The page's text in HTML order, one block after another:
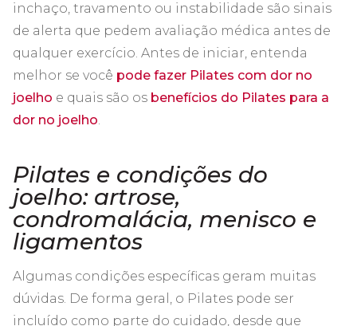
inchaço, travamento ou instabilidade são sinais
de alerta que pedem avaliação médica antes de
qualquer exercício. Antes de iniciar, entenda
melhor se você pode fazer Pilates com dor no
joelho e quais são os benefícios do Pilates para a
dor no joelho.
Pilates e condições do
joelho: artrose,
condromalácia, menisco e
ligamentos
Algumas condições específicas geram muitas
dúvidas. De forma geral, o Pilates pode ser
incluído como parte do cuidado, desde que